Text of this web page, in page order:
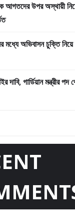
আগতদের উপর অস্থায়ী
মধ্যে অভিবাসন চুক্তি
গার্ডিয়ান মন্ত্রীর